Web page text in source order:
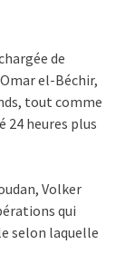
de
el-Béchir,
tout comme
24 heures plus
Volker
qui
selon laquelle